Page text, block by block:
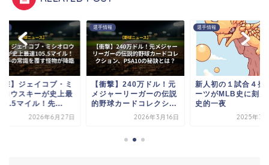
撃】ジェイコブ・ミ
ロウスキーが史上最
マイル！先...
2026年6月27日
選手情報
【衝撃】240万ドル！元
メジャーリーガーの伝説
的野球カードコレクシ...
2026年3月16日
選手情報
新人初の１試合４発
ーツがMLB史に刻ん
史的一夜
2025年7